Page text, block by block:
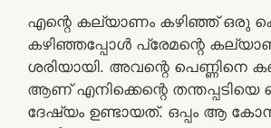
എന്റെ കല്യാണം കഴിഞ്ഞ് ഒരു
കഴിഞ്ഞപ്പോള്‍ പ്രേമന്റെ
ശരിയായി. അവന്റെ പെണ്ണിനെ
ആണ് എനിക്കെന്റെ
ദേഷ്യം ഉണ്ടായത്. ഒപ്പം ആ